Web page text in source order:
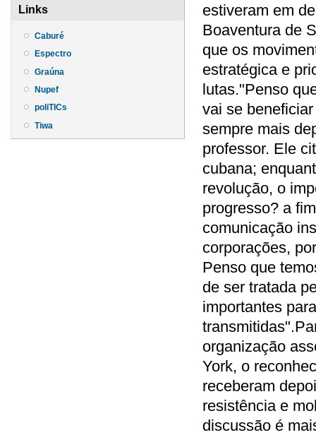
Links
Caburé
Espectro
Graúna
Nupef
poliTICs
Tiwa
estiveram em
Boaventura de
que os
estratégica e
lutas."Penso
vai se
sempre mais
professor. Ele
cubana;
revolução, o
progresso? a
comunicação
corporações,
Penso que
de ser tratada
importantes
organização
York, o
receberam
resistência e
discussão é